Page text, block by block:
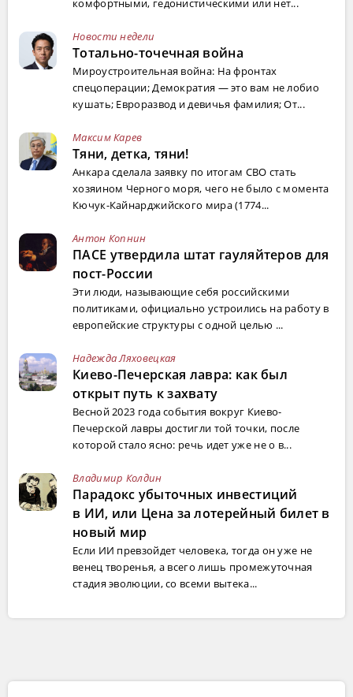
комфортными, гедонистическими или нет...
Новости недели
Тотально-точечная война
Мироустроительная война: На фронтах
спецоперации; Демократия — это вам не лобио
кушать; Евроразвод и девичья фамилия; От...
Максим Карев
Тяни, детка, тяни!
Анкара сделала заявку по итогам СВО стать
хозяином Черного моря, чего не было с момента
Кючук-Кайнарджийского мира (1774...
Антон Копнин
ПАСЕ утвердила штат гауляйтеров для
пост-России
Эти люди, называющие себя российскими
политиками, официально устроились на работу в
европейские структуры с одной целью ...
Надежда Ляховецкая
Киево-Печерская лавра: как был
открыт путь к захвату
Весной 2023 года события вокруг Киево-
Печерской лавры достигли той точки, после
которой стало ясно: речь идет уже не о в...
Владимир Колдин
Парадокс убыточных инвестиций
в ИИ, или Цена за лотерейный билет в
новый мир
Если ИИ превзойдет человека, тогда он уже не
венец творенья, а всего лишь промежуточная
стадия эволюции, со всеми вытека...